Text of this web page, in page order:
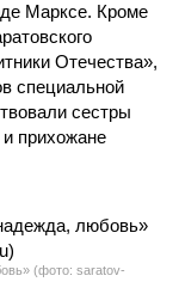
Марксе. Кроме
Отечества»,
специальной
сестры
прихожане
(фото: saratov-